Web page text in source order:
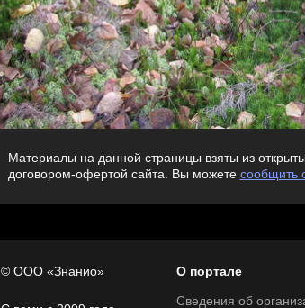
Материалы на данной страницы взяты из
договором-офертой сайта. Вы можете сообщить
© ООО «Знанио» О портале
Сведения об